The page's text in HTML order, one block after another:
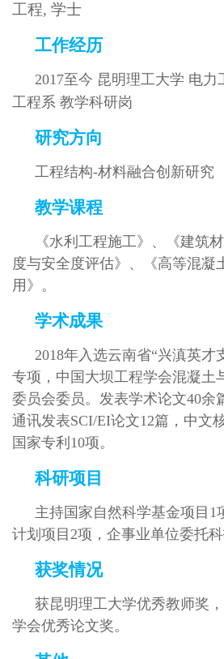
工程, 学士
工作经历
2017至今 昆明理工大学 电
工程系 教学科研岗
研究方向
工程结构-材料融合创新研究
教学课程
《水利工程施工》、《建筑
度与安全度评估》、《高等混凝
用》。
学术成果
2018年入选云南省“兴滇英才
专项，中国大坝工程学会混凝土
委员会委员。发表学术论文40余
通讯发表SCI/EI论文12篇，中文
国家专利10项。
科研项目
主持国家自然科学基金项目1
计划项目2项，企事业单位委托科
获奖情况
获昆明理工大学优秀教师奖
学会优秀论文奖。